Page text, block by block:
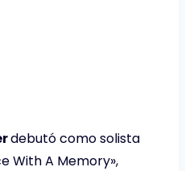
debutó como solista
With A Memory»,